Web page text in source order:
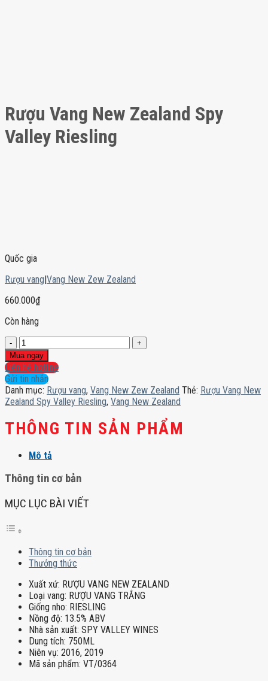
Rượu Vang New Zealand Spy
Valley Riesling
Quốc gia
Rượu vang|Vang New Zew Zealand
660.000₫
Còn hàng
Rượu
Vang
New
Zealand
Spy
Valley
Riesling
số
lượng
Mua ngay
Liên hệ hotline
Gửi tin nhắn
Danh mục: Rượu vang, Vang New Zew Zealand Thẻ: Rượu Vang New
Zealand Spy Valley Riesling, Vang New Zealand
THÔNG TIN SẢN PHẨM
Mô tả
Thông tin cơ bản
MỤC LỤC BÀI VIẾT
Thông tin cơ bản
Thưởng thức
Xuất xứ: RƯỢU VANG NEW ZEALAND
Loại vang: RƯỢU VANG TRẮNG
Giống nho: RIESLING
Nồng độ: 13.5% ABV
Nhà sản xuất: SPY VALLEY WINES
Dung tích: 750ML
Niên vụ: 2016, 2019
Mã sản phẩm: VT/0364